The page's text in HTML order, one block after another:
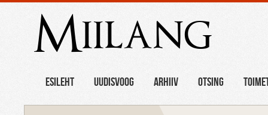
Miilang
ESILEHT UUDISVOOG ARHIIV OTSING